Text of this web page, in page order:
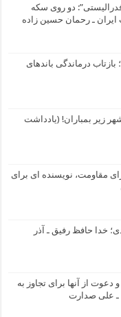
دو روی سکه
ـ رحمان حسین زاده
درماندگی باندهای
زیر بمباران! (یادداشت
مقاومت، نویسنده ای برای
خدا حافظ رفیق ـ آذر
از آنها برای تجاوز به
علی صدارت